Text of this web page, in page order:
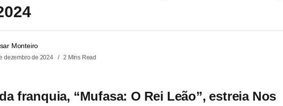
Monteiro
dezembro de 2024 2 Mins Read
franquia, “Mufasa: O Rei Leão”, estreia Nos